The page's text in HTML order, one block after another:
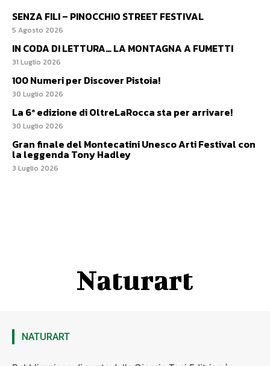
SENZA FILI – PINOCCHIO STREET FESTIVAL
5 Agosto 2026
IN CODA DI LETTURA… LA MONTAGNA A FUMETTI
31 Luglio 2026
100 Numeri per Discover Pistoia!
30 Luglio 2026
La 6ª edizione di OltreLaRocca sta per arrivare!
30 Luglio 2026
Gran finale del Montecatini Unesco Arti Festival con
la leggenda Tony Hadley
3 Luglio 2026
Naturart
NATURART